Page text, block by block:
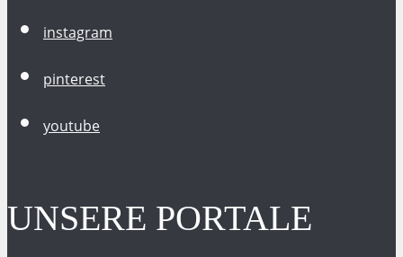
instagram
pinterest
youtube
UNSERE PORTALE